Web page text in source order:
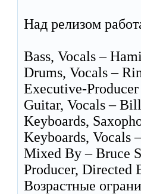
Над релизом
Bass, Vocals –
Drums, Vocals –
Executive-
Guitar, Vocals –
Keyboards,
Keyboards, Vocals
Mixed By – Bruce
Producer, Directed
Возрастные